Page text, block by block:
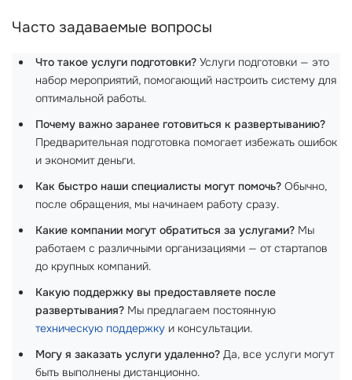
Часто задаваемые вопросы
Что такое услуги подготовки? Услуги подготовки — это
набор мероприятий, помогающий настроить систему для
оптимальной работы.
Почему важно заранее готовиться к развертыванию?
Предварительная подготовка помогает избежать ошибок
и экономит деньги.
Как быстро наши специалисты могут помочь? Обычно,
после обращения, мы начинаем работу сразу.
Какие компании могут обратиться за услугами? Мы
работаем с различными организациями — от стартапов
до крупных компаний.
Какую поддержку вы предоставляете после
развертывания? Мы предлагаем постоянную
техническую поддержку и консультации.
Могу я заказать услуги удаленно? Да, все услуги могут
быть выполнены дистанционно.